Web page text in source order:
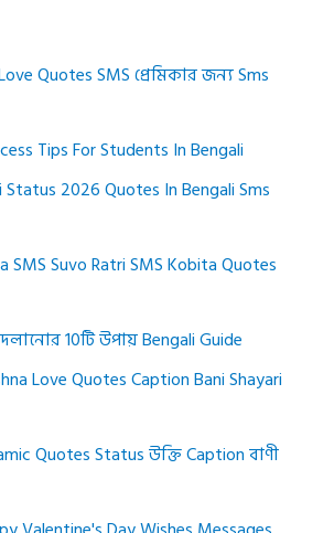
Quotes SMS প্রেমিকার জন্য Sms
Tips For Students In Bengali
Status 2026 Quotes In Bengali Sms
SMS Suvo Ratri SMS Kobita Quotes
10টি উপায় Bengali Guide
Love Quotes Caption Bani Shayari
Quotes Status উক্তি Caption বাণী